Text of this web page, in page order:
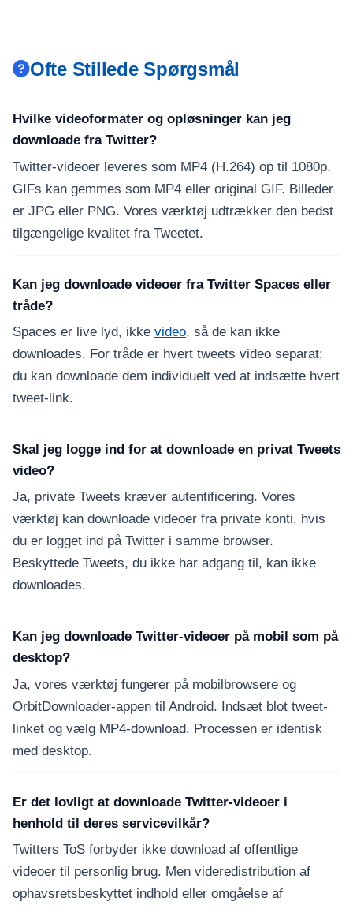
Ofte Stillede Spørgsmål
Hvilke videoformater og opløsninger kan jeg
downloade fra Twitter?
Twitter-videoer leveres som MP4 (H.264) op til 1080p.
GIFs kan gemmes som MP4 eller original GIF. Billeder
er JPG eller PNG. Vores værktøj udtrækker den bedst
tilgængelige kvalitet fra Tweetet.
Kan jeg downloade videoer fra Twitter Spaces eller
tråde?
Spaces er live lyd, ikke video, så de kan ikke
downloades. For tråde er hvert tweets video separat;
du kan downloade dem individuelt ved at indsætte hvert
tweet-link.
Skal jeg logge ind for at downloade en privat Tweets
video?
Ja, private Tweets kræver autentificering. Vores
værktøj kan downloade videoer fra private konti, hvis
du er logget ind på Twitter i samme browser.
Beskyttede Tweets, du ikke har adgang til, kan ikke
downloades.
Kan jeg downloade Twitter-videoer på mobil som på
desktop?
Ja, vores værktøj fungerer på mobilbrowsere og
OrbitDownloader-appen til Android. Indsæt blot tweet-
linket og vælg MP4-download. Processen er identisk
med desktop.
Er det lovligt at downloade Twitter-videoer i
henhold til deres servicevilkår?
Twitters ToS forbyder ikke download af offentlige
videoer til personlig brug. Men videredistribution af
ophavsretsbeskyttet indhold eller omgåelse af